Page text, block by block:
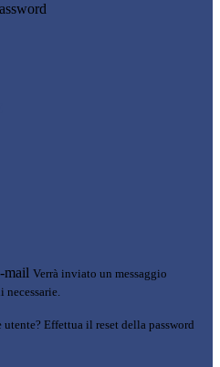
mail Verrà inviato un messaggio
Effettua il reset della password